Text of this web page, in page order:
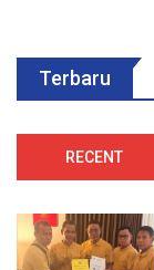
Terbaru
RECENT